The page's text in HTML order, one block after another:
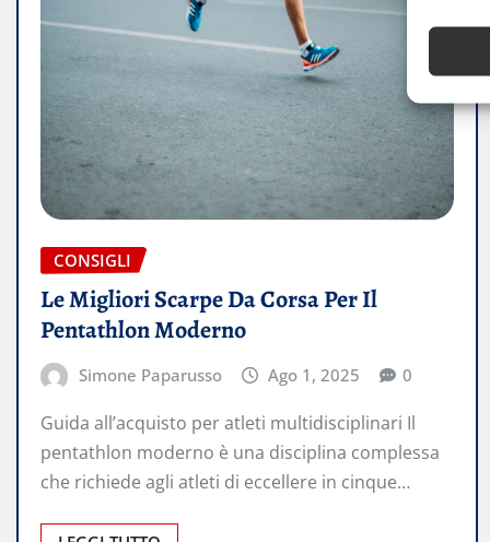
CONSIGLI
Le Migliori Scarpe Da Corsa Per Il
Pentathlon Moderno
Simone Paparusso Ago 1, 2025 0
Guida all’acquisto per atleti multidisciplinari Il
pentathlon moderno è una disciplina complessa
che richiede agli atleti di eccellere in cinque…